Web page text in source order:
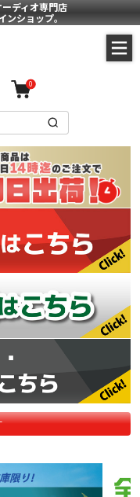
ディオ専門店
ンショップ。
0